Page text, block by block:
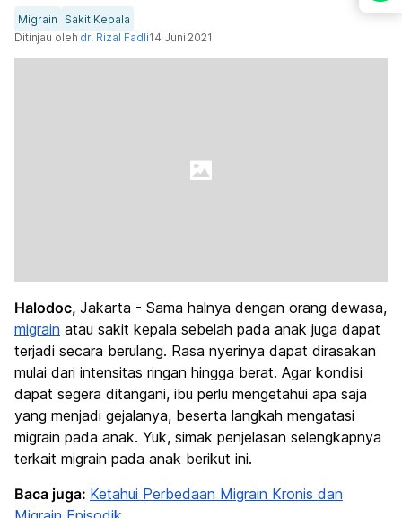
Migrain
Sakit Kepala
Ditinjau oleh dr. Rizal Fadli14 Juni 2021
Halodoc, Jakarta - Sama halnya dengan orang dewasa,
migrain atau sakit kepala sebelah pada anak juga dapat
terjadi secara berulang. Rasa nyerinya dapat dirasakan
mulai dari intensitas ringan hingga berat. Agar kondisi
dapat segera ditangani, ibu perlu mengetahui apa saja
yang menjadi gejalanya, beserta langkah mengatasi
migrain pada anak. Yuk, simak penjelasan selengkapnya
terkait migrain pada anak berikut ini.
Baca juga: Ketahui Perbedaan Migrain Kronis dan